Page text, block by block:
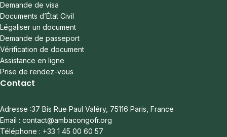
Demande de visa
Documents d’État Civil
Légaliser un document
Demande de passeport
Vérification de document
Assistance en ligne
Prise de rendez-vous
Contact
Adresse :37 Bis Rue Paul Valéry, 75116 Paris, France
Email : contact@ambacongofr.org
Téléphone : +33 1 45 00 60 57